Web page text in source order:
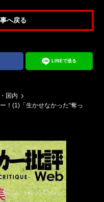
へ戻る
LINEで送る
国内
！(1)「生かせなかった“奪っ